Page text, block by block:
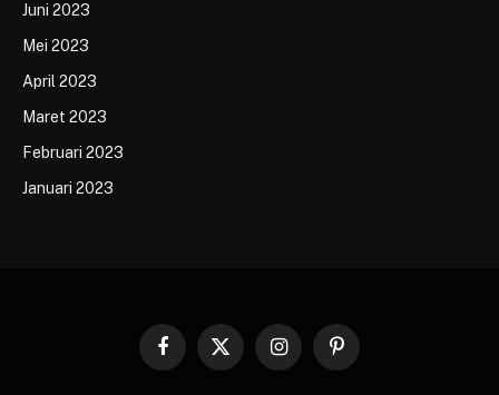
Juni 2023
Mei 2023
April 2023
Maret 2023
Februari 2023
Januari 2023
Facebook
X
InstagramPinterest